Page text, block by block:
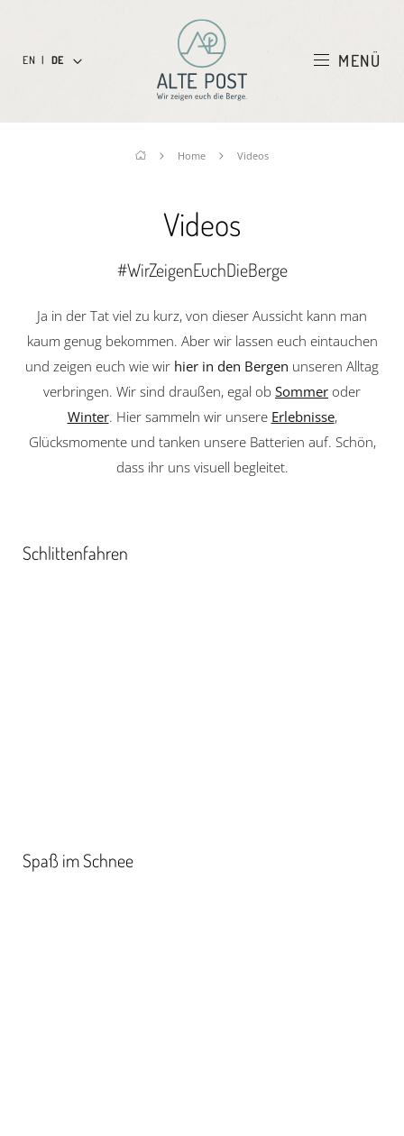
EN | DE MENÜ
Home Videos
Videos
#WirZeigenEuchDieBerge
Ja in der Tat viel zu kurz, von dieser Aussicht kann man
kaum genug bekommen. Aber wir lassen euch eintauchen
und zeigen euch wie wir hier in den Bergen unseren Alltag
verbringen. Wir sind draußen, egal ob Sommer oder
Winter. Hier sammeln wir unsere Erlebnisse,
Glücksmomente und tanken unsere Batterien auf. Schön,
dass ihr uns visuell begleitet.
Schlittenfahren
Spaß im Schnee